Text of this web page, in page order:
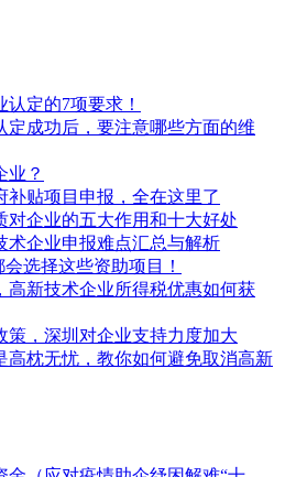
认定的7项要求！
定成功后，要注意哪些方面的维
业？
补贴项目申报，全在这里了
对企业的五大作用和十大好处
术企业申报难点汇总与解析
选择这些资助项目！
高新技术企业所得税优惠如何获
策，深圳对企业支持力度加大
高枕无忧，教你如何避免取消高新